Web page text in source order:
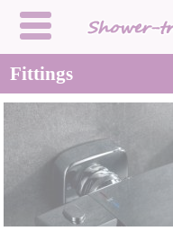
Fittings